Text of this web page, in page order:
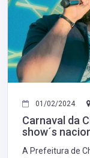
01/02/2024
Carnaval da
show´s
A Prefeitura de